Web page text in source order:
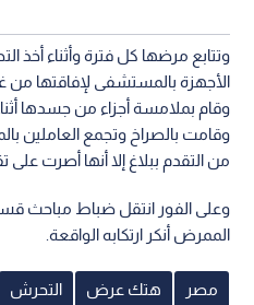
وتتابع مرضها كل فترة وأثناء أخذ
الأجهزة بالمستشفى لإفاقتها من
وقام بملامسة أجزاء من جسدها
وقامت بالصراخ وتجمع العاملين
من التقدم ببلاغ إلا أنها أصرت على
وعلى الفور انتقل ضباط مباحث
الممرض أنكر ارتكابه الواقعة.
مصر هتك عرض التحرش